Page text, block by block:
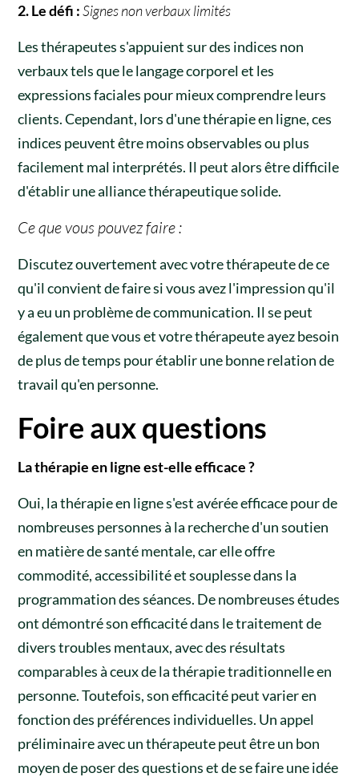
2. Le défi :Signes non verbaux limités
Les thérapeutes s'appuient sur des indices non
verbaux tels que le langage corporel et les
expressions faciales pour mieux comprendre leurs
clients. Cependant, lors d'une thérapie en ligne, ces
indices peuvent être moins observables ou plus
facilement mal interprétés. Il peut alors être difficile
d'établir une alliance thérapeutique solide.
Ce que vous pouvez faire :
Discutez ouvertement avec votre thérapeute de ce
qu'il convient de faire si vous avez l'impression qu'il
y a eu un problème de communication. Il se peut
également que vous et votre thérapeute ayez besoin
de plus de temps pour établir une bonne relation de
travail qu'en personne.
Foire aux questions
La thérapie en ligne est-elle efficace ?
Oui, la thérapie en ligne s'est avérée efficace pour de
nombreuses personnes à la recherche d'un soutien
en matière de santé mentale, car elle offre
commodité, accessibilité et souplesse dans la
programmation des séances. De nombreuses études
ont démontré son efficacité dans le traitement de
divers troubles mentaux, avec des résultats
comparables à ceux de la thérapie traditionnelle en
personne. Toutefois, son efficacité peut varier en
fonction des préférences individuelles. Un appel
préliminaire avec un thérapeute peut être un bon
moyen de poser des questions et de se faire une idée